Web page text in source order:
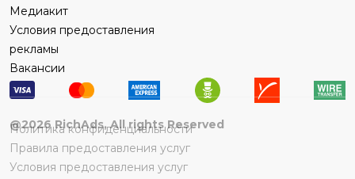
Медиакит
Условия предоставления
рекламы
Вакансии
@2026RichAds, All rights Reserved
Политика конфиденциальности
Правила предоставления услуг
Условия предоставления услуг